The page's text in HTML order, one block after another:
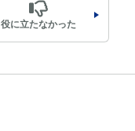
役に立たなかった